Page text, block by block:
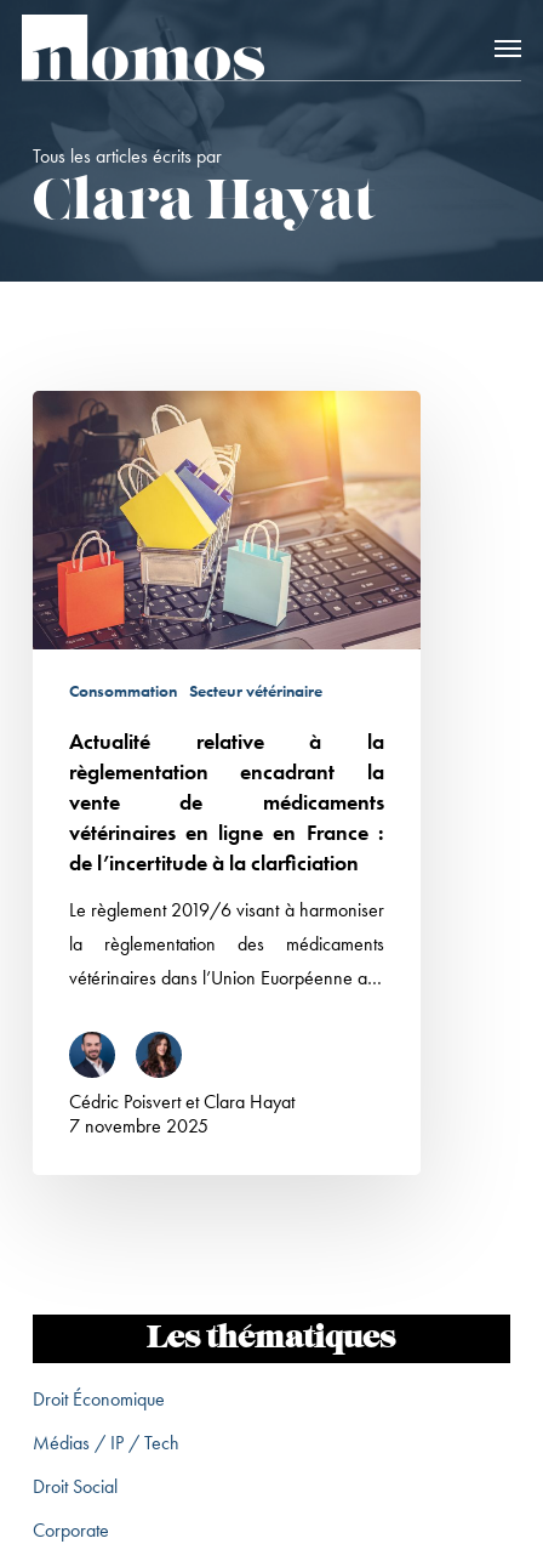
Skip
main
content
Accès rapide
Tous les articles écrits par
Clara Hayat
Actualité
relative
règlementation
encadrant
la
vente
vétérinaires
l’incertitude
clarficiation
Consommation Secteur vétérinaire
Actualité relative à la
règlementation encadrant la
vente de médicaments
vétérinaires en ligne en France :
de l’incertitude à la clarficiation
Le règlement 2019/6 visant à harmoniser
la règlementation des médicaments
vétérinaires dans l’Union Euorpéenne a…
Cédric PoisvertetClara Hayat
7 novembre 2025
Les thématiques
Droit Économique
Médias / IP / Tech
Droit Social
Corporate